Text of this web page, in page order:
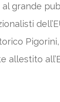
grande
allestito